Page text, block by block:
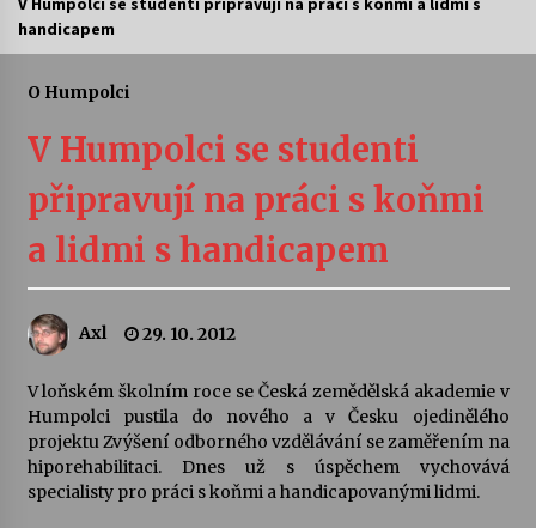
Vernisáž výstavy Josefíny Duškové: Stávám se
30. 7. 2026
Veselí muzikanti
30. 7. 2026
šedesátka: 28. 7.–1. 8. 2026
28. 7. 2026
Letní koncerty ve Stromovce: Kolchoz a
Jenakaši
handicapem
O Humpolci
V Humpolci se studenti
připravují na práci s koňmi
a lidmi s handicapem
Axl 29. 10. 2012
V loňském školním roce se Česká zemědělská akademie v
Humpolci pustila do nového a v Česku ojedinělého
projektu Zvýšení odborného vzdělávání se zaměřením na
hiporehabilitaci. Dnes už s úspěchem vychovává
specialisty pro práci s koňmi a­ handicapovanými lidmi.